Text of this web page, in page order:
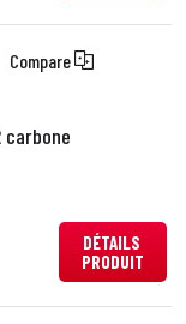
Compare
carbone
DÉTAILS
PRODUIT